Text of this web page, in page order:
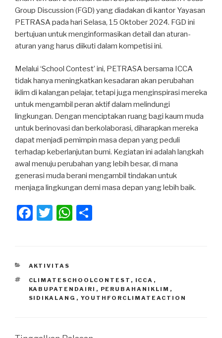
Group Discussion (FGD) yang diadakan di kantor Yayasan
PETRASA pada hari Selasa, 15 Oktober 2024. FGD ini
bertujuan untuk menginformasikan detail dan aturan-
aturan yang harus diikuti dalam kompetisi ini.
Melalui ‘School Contest’ ini, PETRASA bersama ICCA
tidak hanya meningkatkan kesadaran akan perubahan
iklim di kalangan pelajar, tetapi juga menginspirasi mereka
untuk mengambil peran aktif dalam melindungi
lingkungan. Dengan menciptakan ruang bagi kaum muda
untuk berinovasi dan berkolaborasi, diharapkan mereka
dapat menjadi pemimpin masa depan yang peduli
terhadap keberlanjutan bumi. Kegiatan ini adalah langkah
awal menuju perubahan yang lebih besar, di mana
generasi muda berani mengambil tindakan untuk
menjaga lingkungan demi masa depan yang lebih baik.
F
e
b
o
T
er
W
A
p
p
KATEGORI
AKTIVITAS
TAG
CLIMATESCHOOLCONTEST , ICCA ,
KABUPATENDAIRI , PERUBAHANIKLIM ,
SIDIKALANG , YOUTHFORCLIMATEACTION